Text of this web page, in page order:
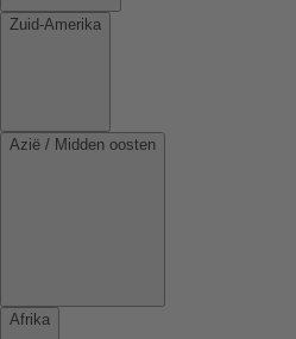
Zuid-Amerika
Azië / Midden oosten
Afrika